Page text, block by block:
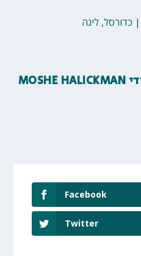
| כדורסל,ליגה
MOSHE HALICKMAN
Facebook
Twitter